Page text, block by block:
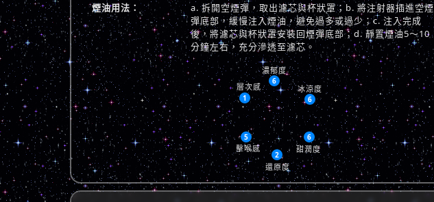
煙油用法：
a. 拆開空煙彈，取出濾芯與杯狀罩；b. 將注射器插進空煙
彈底部，緩慢注入煙油，避免過多或過少；c. 注入完成
後，將濾芯與杯狀罩安裝回煙彈底部；d. 靜置煙油5～10
分鐘左右，充分滲透至濾芯。
6
6
6
2
5
1
濃郁度
冰涼度
甜潤度
還原度
擊喉感
層次感